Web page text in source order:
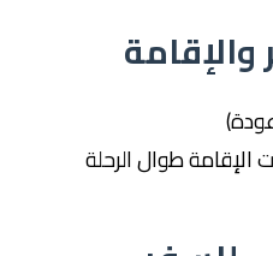
طوال الرحلة